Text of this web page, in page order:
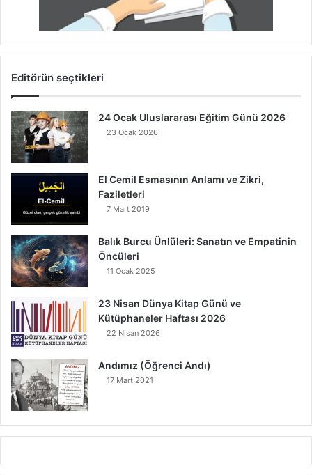
Editörün seçtikleri
24 Ocak Uluslararası Eğitim Günü 2026
23 Ocak 2026
El Cemil Esmasının Anlamı ve Zikri,
Faziletleri
7 Mart 2019
Balık Burcu Ünlüleri: Sanatın ve Empatinin
Öncüleri
11 Ocak 2025
23 Nisan Dünya Kitap Günü ve
Kütüphaneler Haftası 2026
22 Nisan 2026
Andımız (Öğrenci Andı)
17 Mart 2021